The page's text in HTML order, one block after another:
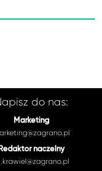
do nas:
Marketing
Redaktor naczelny